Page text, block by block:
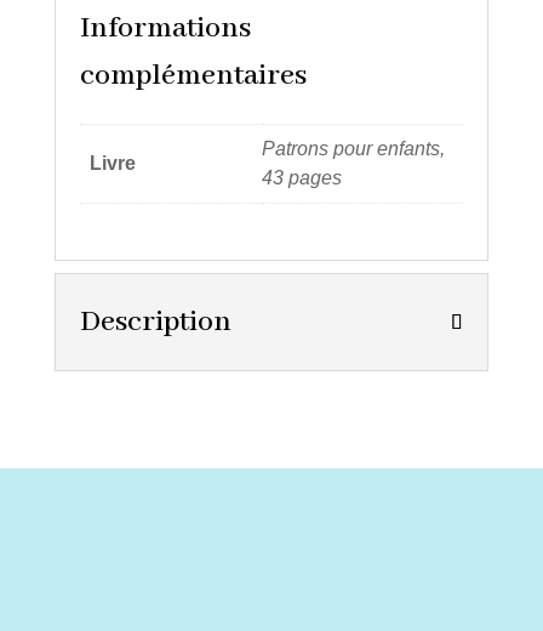
Informations
complémentaires
Livre
Patrons pour enfants,
43 pages
Description